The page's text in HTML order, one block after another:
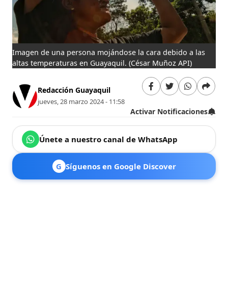
Imagen de una persona mojándose la cara debido a las
altas temperaturas en Guayaquil. (César Muñoz API)
Redacción Guayaquil
jueves, 28 marzo 2024 - 11:58
Activar Notificaciones
Únete a nuestro canal de WhatsApp
G Síguenos en Google Discover